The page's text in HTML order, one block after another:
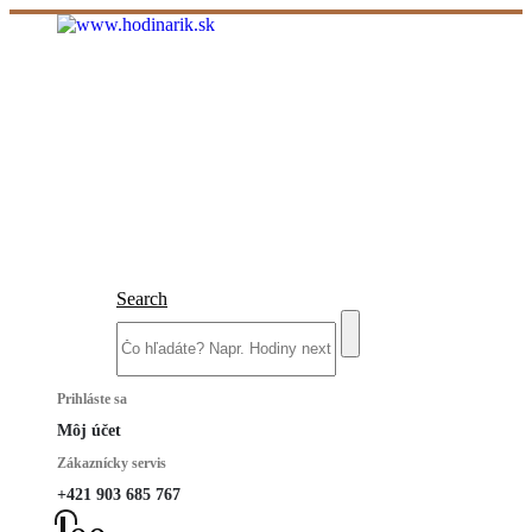
Search
Prihláste sa
Môj účet
Zákaznícky servis
+421 903 685 767